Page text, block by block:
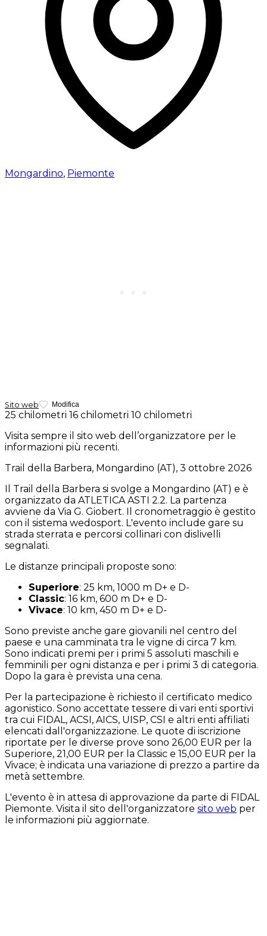
Mongardino, Piemonte
Sito web Modifica
25 chilometri 16 chilometri 10 chilometri
Visita sempre il sito web dell’organizzatore per le
informazioni più recenti.
Trail della Barbera, Mongardino (AT), 3 ottobre 2026
Il Trail della Barbera si svolge a Mongardino (AT) e è
organizzato da ATLETICA ASTI 2.2. La partenza
avviene da Via G. Giobert. Il cronometraggio è gestito
con il sistema wedosport. L'evento include gare su
strada sterrata e percorsi collinari con dislivelli
segnalati.
Le distanze principali proposte sono:
Superiore: 25 km, 1000 m D+ e D-
Classic: 16 km, 600 m D+ e D-
Vivace: 10 km, 450 m D+ e D-
Sono previste anche gare giovanili nel centro del
paese e una camminata tra le vigne di circa 7 km.
Sono indicati premi per i primi 5 assoluti maschili e
femminili per ogni distanza e per i primi 3 di categoria.
Dopo la gara è prevista una cena.
Per la partecipazione è richiesto il certificato medico
agonistico. Sono accettate tessere di vari enti sportivi
tra cui FIDAL, ACSI, AICS, UISP, CSI e altri enti affiliati
elencati dall'organizzazione. Le quote di iscrizione
riportate per le diverse prove sono 26,00 EUR per la
Superiore, 21,00 EUR per la Classic e 15,00 EUR per la
Vivace; è indicata una variazione di prezzo a partire da
metà settembre.
L'evento è in attesa di approvazione da parte di FIDAL
Piemonte. Visita il sito dell'organizzatore sito web per
le informazioni più aggiornate.